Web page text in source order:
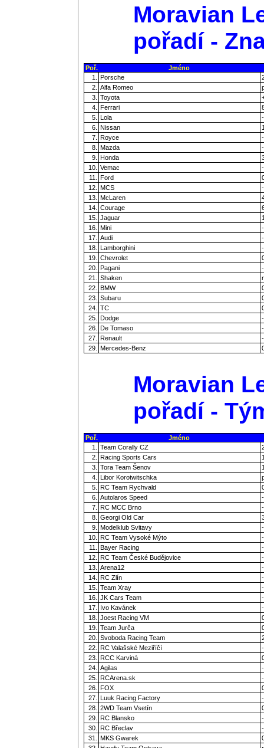
Moravian
pořadí -
Poř.
Jméno
1.
Porsche
2.
Alfa Romeo
3.
Toyota
4.
Ferrari
5.
Lola
-
6.
Nissan
7.
Royce
-
8.
Mazda
-
9.
Honda
10.
Vemac
-
11.
Ford
12.
MCS
-
13.
McLaren
14.
Courage
15.
Jaguar
16.
Mini
-
17.
Audi
-
18.
Lamborghini
-
19.
Chevrolet
20.
Pagani
-
21.
Shaken
22.
BMW
23.
Subaru
24.
TC
25.
Dodge
-
26.
De Tomaso
-
27.
Renault
-
29.
Mercedes-Benz
Moravian
pořadí -
Poř.
Jméno
1.
Team Corally CZ
2.
Racing Sports Cars
3.
Tora Team Šenov
4.
Libor Korotwitschka
5.
RC Team Rychvald
6.
Autolaros Speed
-
7.
RC MCC Brno
-
8.
Georgi Old Car
9.
Modelklub Svitavy
-
10.
RC Team Vysoké Mýto
-
11.
Bayer Racing
-
12.
RC Team České Budějovice
-
13.
Arena12
-
14.
RC Zlín
-
15.
Team Xray
-
16.
JK Cars Team
-
17.
Ivo Kavánek
-
18.
Joest Racing VM
19.
Team Jurča
20.
Svoboda Racing Team
22.
RC Valašské Meziříčí
-
23.
RCC Karviná
24.
Agilas
-
25.
RCArena.sk
-
26.
FOX
27.
Luuk Racing Factory
-
28.
2WD Team Vsetín
29.
RC Blansko
-
30.
RC Břeclav
-
31.
MKS Gwarek